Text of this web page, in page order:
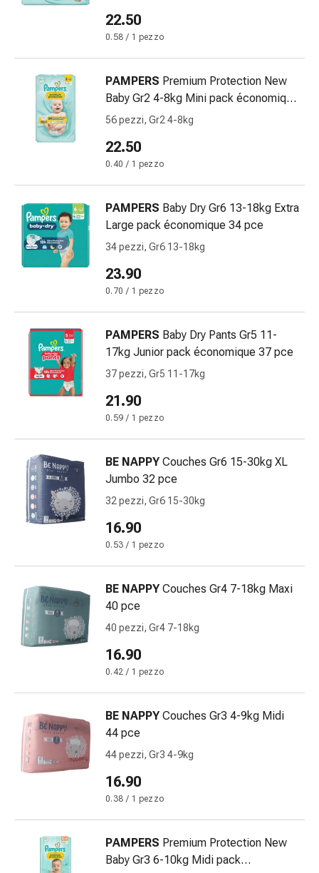
Strisce
adesivi
per
chiusura
ferite
Unguento
Tamponi
medicali
Orecchie
e
Disturbi
dell'orecchio
Cura
delle
orecchie
oculari
Infiammazione
degli
Bende
per
gli
occhi
Igiene
e
circolazione
Terapia
cardiaca
Calze
compressione
Disturbi
circolatori
Cessazione
del
fumo
Disturbi
nervo
22.50
0.58 / 1 pezzo
PAMPERS Premium Protection New
Baby Gr2 4-8kg Mini pack économique
56 pce
56 pezzi, Gr2 4-8kg
22.50
0.40 / 1 pezzo
PAMPERS Baby Dry Gr6 13-18kg Extra
Large pack économique 34 pce
34 pezzi, Gr6 13-18kg
23.90
0.70 / 1 pezzo
PAMPERS Baby Dry Pants Gr5 11-
17kg Junior pack économique 37 pce
37 pezzi, Gr5 11-17kg
21.90
0.59 / 1 pezzo
BE NAPPY Couches Gr6 15-30kg XL
Jumbo 32 pce
32 pezzi, Gr6 15-30kg
16.90
0.53 / 1 pezzo
BE NAPPY Couches Gr4 7-18kg Maxi
40 pce
40 pezzi, Gr4 7-18kg
16.90
0.42 / 1 pezzo
BE NAPPY Couches Gr3 4-9kg Midi
44 pce
44 pezzi, Gr3 4-9kg
16.90
0.38 / 1 pezzo
PAMPERS Premium Protection New
Baby Gr3 6-10kg Midi pack